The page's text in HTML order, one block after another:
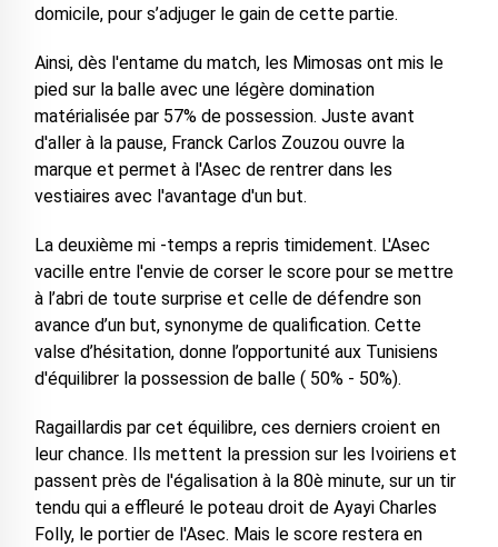
domicile, pour s’adjuger le gain de cette partie.
Ainsi, dès l'entame du match, les Mimosas ont mis le
pied sur la balle avec une légère domination
matérialisée par 57% de possession. Juste avant
d'aller à la pause, Franck Carlos Zouzou ouvre la
marque et permet à l'Asec de rentrer dans les
vestiaires avec l'avantage d'un but.
La deuxième mi -temps a repris timidement. L'Asec
vacille entre l'envie de corser le score pour se mettre
à l’abri de toute surprise et celle de défendre son
avance d’un but, synonyme de qualification. Cette
valse d’hésitation, donne l’opportunité aux Tunisiens
d'équilibrer la possession de balle ( 50% - 50%).
Ragaillardis par cet équilibre, ces derniers croient en
leur chance. Ils mettent la pression sur les Ivoiriens et
passent près de l'égalisation à la 80è minute, sur un tir
tendu qui a effleuré le poteau droit de Ayayi Charles
Folly, le portier de l'Asec. Mais le score restera en